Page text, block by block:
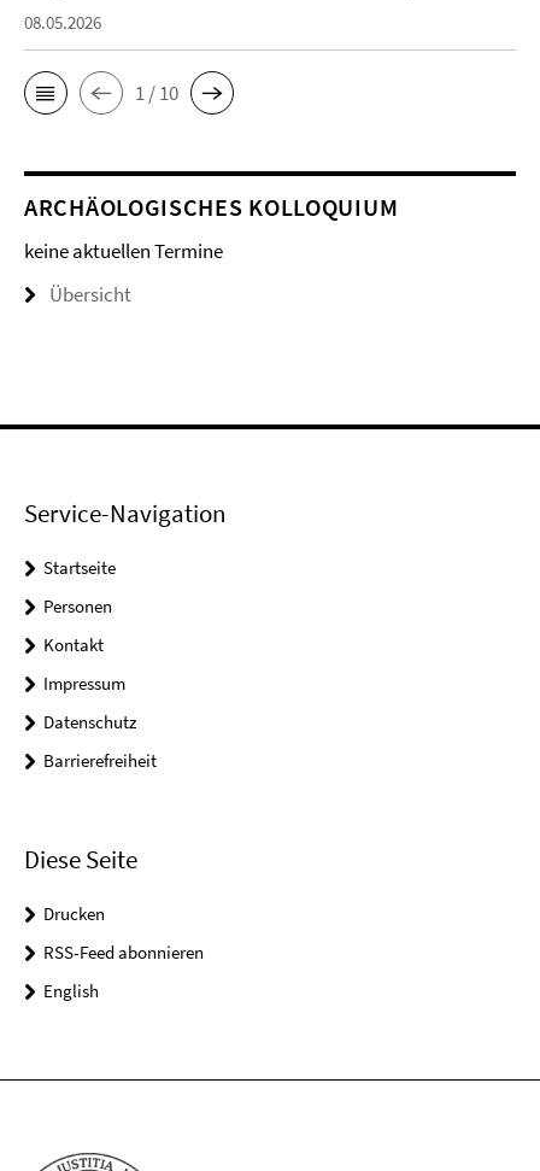
08.05.2026
1 / 10
ARCHÄOLOGISCHES KOLLOQUIUM
keine aktuellen Termine
Übersicht
Service-Navigation
Startseite
Personen
Kontakt
Impressum
Datenschutz
Barrierefreiheit
Diese Seite
Drucken
RSS-Feed abonnieren
English